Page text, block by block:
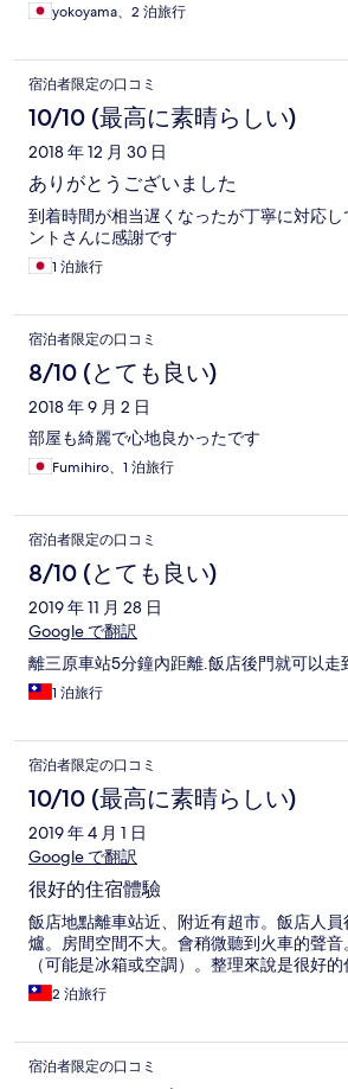
yokoyama、2 泊旅行
宿泊者限定の口コミ
10/10 (最高に素晴らしい)
2018 年 12 月 30 日
ありがとうございました
到着時間が相当遅くなったが丁寧に対応し
ントさんに感謝です
1 泊旅行
宿泊者限定の口コミ
8/10 (とても良い)
2018 年 9 月 2 日
部屋も綺麗で心地良かったです
Fumihiro、1 泊旅行
宿泊者限定の口コミ
8/10 (とても良い)
2019 年 11 月 28 日
Google で翻訳
離三原車站5分鐘內距離.飯店後門就可以走
1 泊旅行
宿泊者限定の口コミ
10/10 (最高に素晴らしい)
2019 年 4 月 1 日
Google で翻訳
很好的住宿體驗
飯店地點離車站近、附近有超市。飯店人
爐。房間空間不大。會稍微聽到火車的聲
（可能是冰箱或空調）。整理來說是很好的
2 泊旅行
宿泊者限定の口コミ